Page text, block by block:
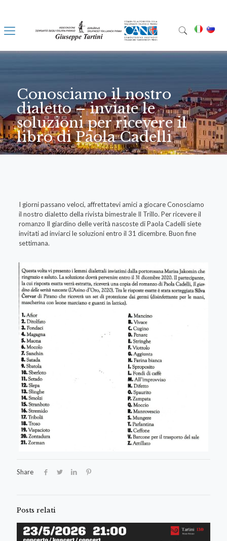
Conosciamo il nostro
dialetto – inviate le
soluzioni per ricevere il
libro di Paola Cadelli
I giorni passano veloci, affrettatevi amici a giocare Conosciamo
il nostro dialetto della rivista bimestrale Il Trillo. Per ricevere il
romanzo Il giardino delle verità nascoste di Paola Cadelli siete
invitati ad inviarci le soluzioni entro il 31 dicembre. Buon fine
settimana.
Share
Posts relati